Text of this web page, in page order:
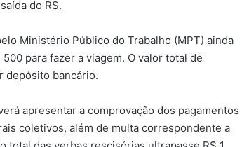
do RS.
Ministério Público do Trabalho (MPT) ainda
para fazer a viagem. O valor total de
depósito bancário.
apresentar a comprovação dos pagamentos
coletivos, além de multa correspondente a